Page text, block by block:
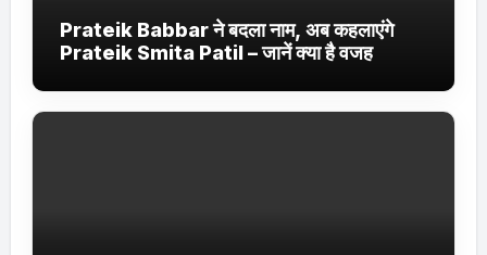
Prateik Babbar ने बदला नाम, अब कहलाएंगे
Prateik Smita Patil – जानें क्या है वजह